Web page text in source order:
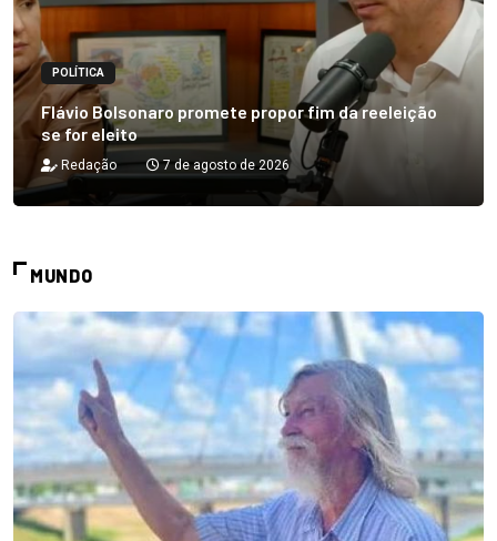
POLÍTICA
Flávio Bolsonaro promete propor fim da reeleição
se for eleito
Redação 7 de agosto de 2026
MUNDO